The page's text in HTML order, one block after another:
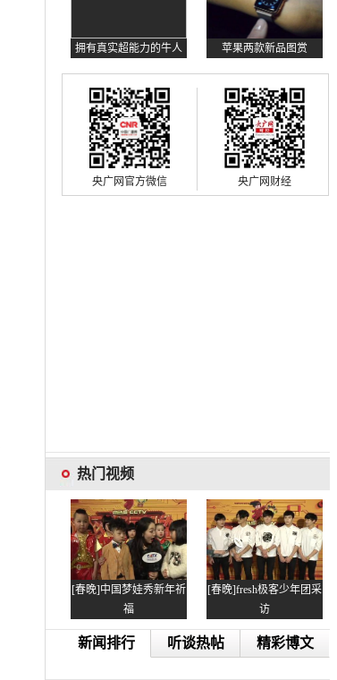
拥有真实超能力的牛人 苹果两款新品图赏
央广网官方微信 央广网财经